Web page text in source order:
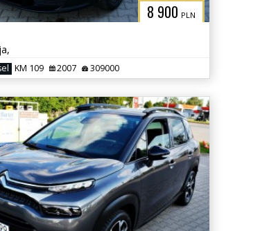
8 900 PLN
KM 109 2007 309000